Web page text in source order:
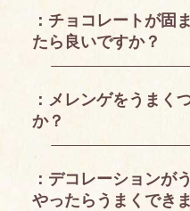
：チョコレートが固
たら良いですか？
：メレンゲをうまく
か？
：デコレーションが
やったらうまくでき